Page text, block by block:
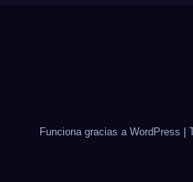
Funciona gracias a WordPress